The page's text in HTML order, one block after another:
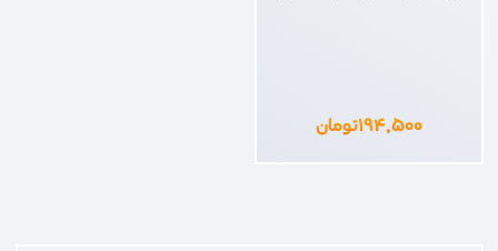
۱۹۴,۵۰۰تومان